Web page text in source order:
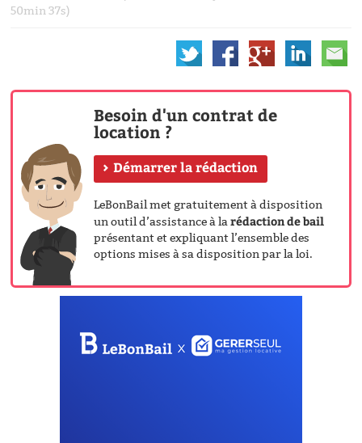
50min 37s)
Besoin d'un contrat de
location ?
Démarrer la rédaction
LeBonBail met gratuitement à disposition
un outil d’assistance à larédaction de bail
présentant et expliquant l’ensemble des
options mises à sa disposition par la loi.